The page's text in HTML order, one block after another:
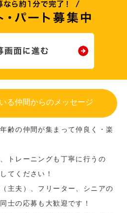
る仲間からのメッセージ
齢の仲間が集まって仲良く・楽
トレーニングも丁寧に行うの
てください！
主夫）、フリーター、シニアの
士の応募も大歓迎です！